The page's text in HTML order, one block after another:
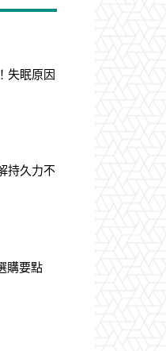
失眠原因
持久力不
購要點